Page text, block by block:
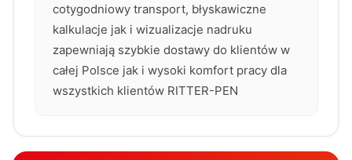
cotygodniowy transport, błyskawiczne
kalkulacje jak i wizualizacje nadruku
zapewniają szybkie dostawy do klientów w
całej Polsce jak i wysoki komfort pracy dla
wszystkich klientów RITTER-PEN